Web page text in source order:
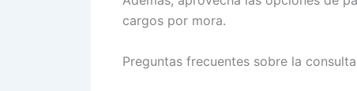
cargos por mora.
Preguntas frecuentes sobre la